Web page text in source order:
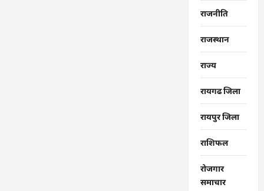
राजनीति
राजस्थान
राज्‍य
रायगढ जिला
रायपुर जिला
राशिफल
रोजगार
समाचार